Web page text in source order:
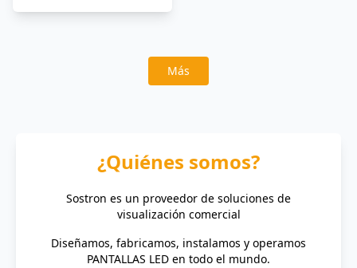
Más
¿Quiénes somos?
Sostron es un proveedor de soluciones de
visualización comercial
Diseñamos, fabricamos, instalamos y operamos
PANTALLAS LED en todo el mundo.